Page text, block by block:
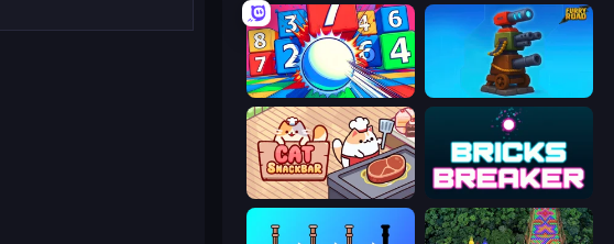
Entropy Furry Road
Cat Snack Bar Bricks Breaker